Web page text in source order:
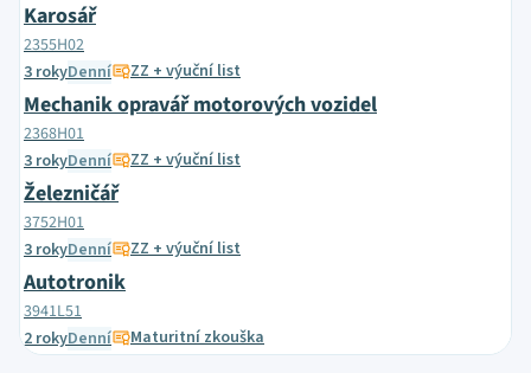
Karosář
2355H02
3 rokyDenní ZZ + výuční list
Mechanik opravář motorových vozidel
2368H01
3 rokyDenní ZZ + výuční list
Železničář
3752H01
3 rokyDenní ZZ + výuční list
Autotronik
3941L51
2 rokyDenní Maturitní zkouška